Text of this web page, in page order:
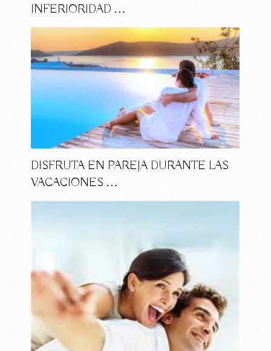
INFERIORIDAD …
DISFRUTA EN PAREJA DURANTE LAS
VACACIONES …